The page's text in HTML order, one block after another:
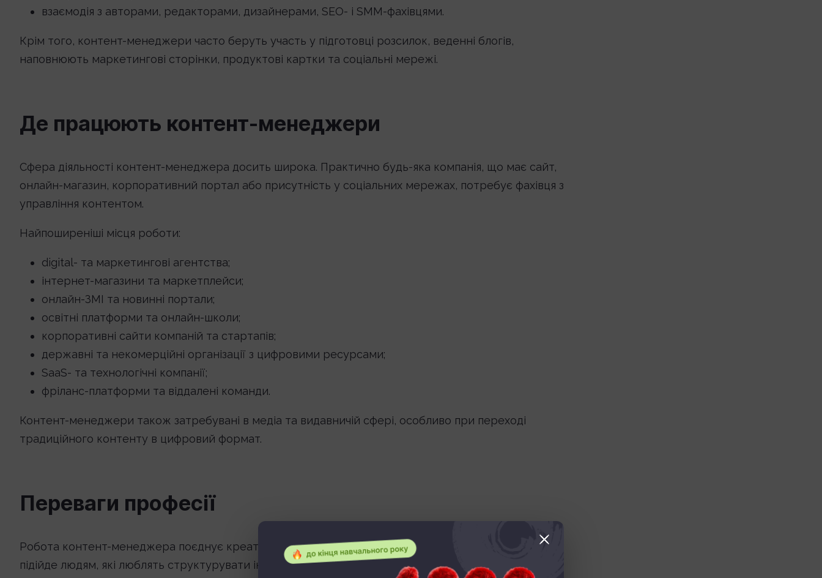
взаємодія з авторами, редакторами, дизайнерами, SEO- і SMM-фахівцями.
Крім того, контент-менеджери часто беруть участь у підготовці розсилок, веденні блогів,
наповнюють маркетингові сторінки, продуктові картки та соціальні мережі.
Де працюють контент-менеджери
Сфера діяльності контент-менеджера досить широка. Практично будь-яка компанія, що має сайт,
онлайн-магазин, корпоративний портал або присутність у соціальних мережах, потребує фахівця з
управління контентом.
Найпоширеніші місця роботи:
digital- та маркетингові агентства;
інтернет-магазини та маркетплейси;
онлайн-ЗМІ та новинні портали;
освітні платформи та онлайн-школи;
корпоративні сайти компаній та стартапів;
державні та некомерційні організації з цифровими ресурсами;
SaaS- та технологічні компанії;
фріланс-платформи та віддалені команди.
Контент-менеджери також затребувані в медіа та видавничій сфері, особливо при переході
традиційного контенту в цифровий формат.
Переваги професії
Робота контент-менеджера поєднує креативність, аналітику та організаційну точність. Вона
підійде людям, які люблять структурувати інформацію та створювати цінність з даних.